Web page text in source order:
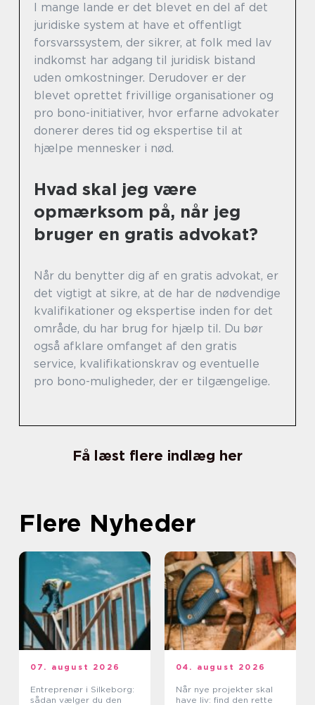
I mange lande er det blevet en del af det
juridiske system at have et offentligt
forsvarssystem, der sikrer, at folk med lav
indkomst har adgang til juridisk bistand
uden omkostninger. Derudover er der
blevet oprettet frivillige organisationer og
pro bono-initiativer, hvor erfarne advokater
donerer deres tid og ekspertise til at
hjælpe mennesker i nød.
Hvad skal jeg være
opmærksom på, når jeg
bruger en gratis advokat?
Når du benytter dig af en gratis advokat, er
det vigtigt at sikre, at de har de nødvendige
kvalifikationer og ekspertise inden for det
område, du har brug for hjælp til. Du bør
også afklare omfanget af den gratis
service, kvalifikationskrav og eventuelle
pro bono-muligheder, der er tilgængelige.
Få læst flere indlæg her
Flere Nyheder
07. august 2026
Entreprenør i Silkeborg:
sådan vælger du den
04. august 2026
Når nye projekter skal
have liv: find den rette